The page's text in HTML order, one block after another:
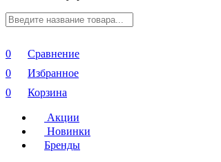
0
Сравнение
0
Избранное
0
Корзина
Акции
Новинки
Бренды